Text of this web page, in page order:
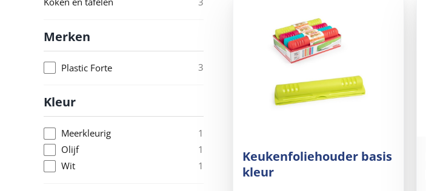
Keukenfoliehouder basis
kleur
Merken
Plastic Forte 3
Kleur
Meerkleurig
1
Olijf
1
Wit
1